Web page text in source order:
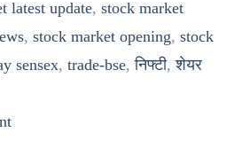
latest update, stock market
, stock market opening, stock
sensex, trade-bse,निफ्टी,शेयर